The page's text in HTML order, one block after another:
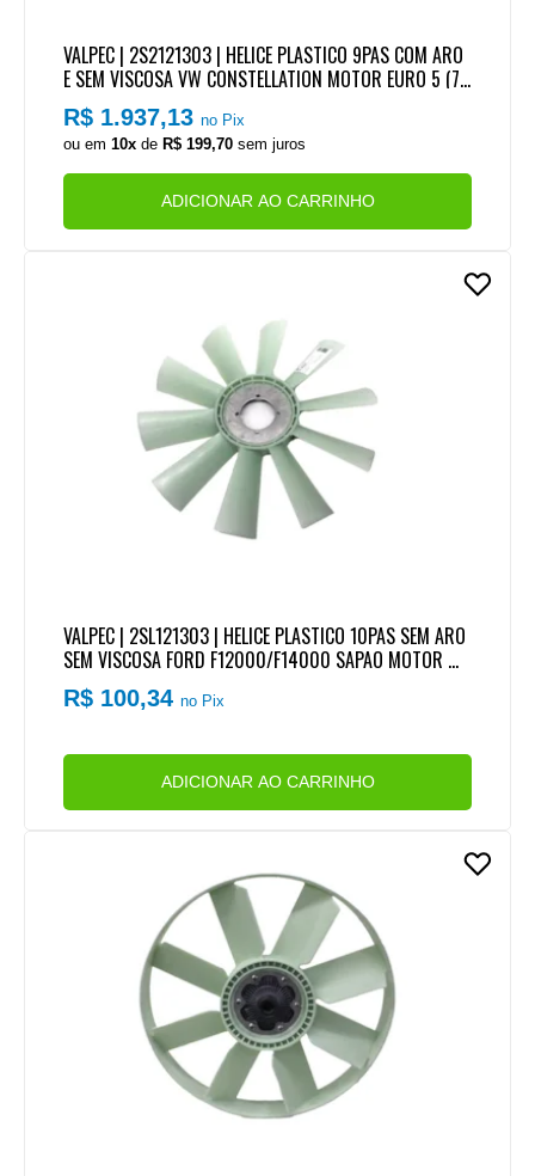
VALPEC | 2S2121303 | HELICE PLASTICO 9PAS COM ARO
E SEM VISCOSA VW CONSTELLATION MOTOR EURO 5 (70
0MM)
R$ 1.937,13no Pix
ou em10x de R$ 199,70 sem juros
ADICIONAR AO CARRINHO
VALPEC | 2SL121303 | HELICE PLASTICO 10PAS SEM ARO
SEM VISCOSA FORD F12000/F14000 SAPAO MOTOR M
WM X10 6CIL | FORD CARGO MOTOR CUMMINS
R$ 100,34no Pix
ADICIONAR AO CARRINHO